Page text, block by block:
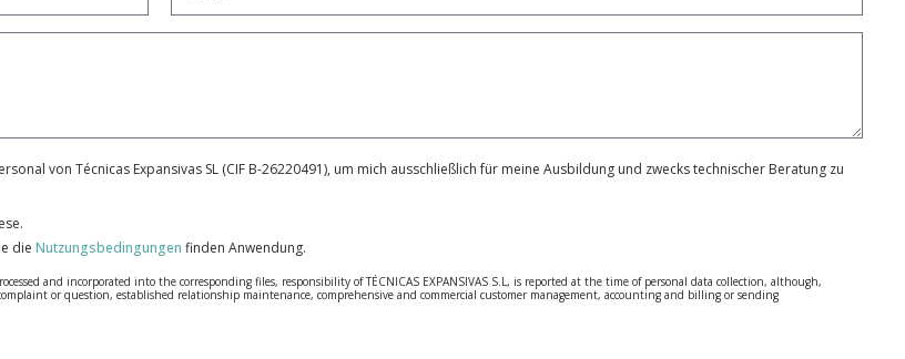
von Técnicas Expansivas SL (CIF B-26220491), um mich ausschließlich für meine Ausbildung und zwecks technischer Beratung zu
die Nutzungsbedingungen finden Anwendung.
and incorporated into the corresponding files, responsibility of TÉCNICAS EXPANSIVAS S.L, is reported at the time of personal data collection, although,
or question, established relationship maintenance, comprehensive and commercial customer management, accounting and billing or sending
with all the requirements provided for the General Data Protection Regulation (GDPR) 2016.